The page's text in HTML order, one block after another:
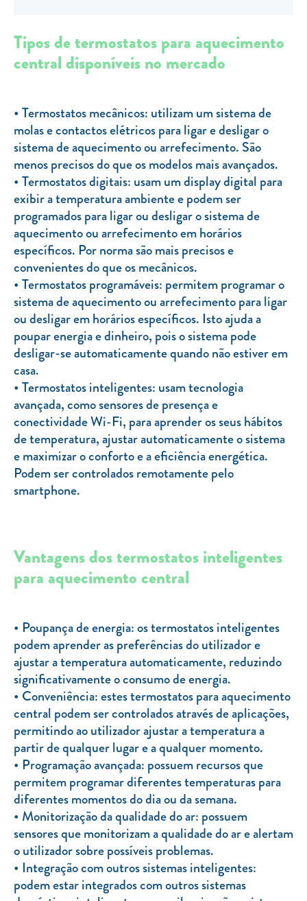
Resolução alternativa de litígios
Tipos de termostatos para aquecimento
central disponíveis no mercado
Termostatos mecânicos: utilizam um sistema de
molas e contactos elétricos para ligar e desligar o
sistema de aquecimento ou arrefecimento. São
menos precisos do que os modelos mais avançados.
Termostatos digitais: usam um display digital para
exibir a temperatura ambiente e podem ser
programados para ligar ou desligar o sistema de
aquecimento ou arrefecimento em horários
específicos. Por norma são mais precisos e
convenientes do que os mecânicos.
Termostatos programáveis: permitem programar o
sistema de aquecimento ou arrefecimento para ligar
ou desligar em horários específicos. Isto ajuda a
poupar energia e dinheiro, pois o sistema pode
desligar-se automaticamente quando não estiver em
casa.
Termostatos inteligentes: usam tecnologia
avançada, como sensores de presença e
conectividade Wi-Fi, para aprender os seus hábitos
de temperatura, ajustar automaticamente o sistema
e maximizar o conforto e a eficiência energética.
Podem ser controlados remotamente pelo
smartphone.
Vantagens dos termostatos inteligentes
para aquecimento central
Poupança de energia: os termostatos inteligentes
podem aprender as preferências do utilizador e
ajustar a temperatura automaticamente, reduzindo
significativamente o consumo de energia.
Conveniência: estes termostatos para aquecimento
central podem ser controlados através de aplicações,
permitindo ao utilizador ajustar a temperatura a
partir de qualquer lugar e a qualquer momento.
Programação avançada: possuem recursos que
permitem programar diferentes temperaturas para
diferentes momentos do dia ou da semana.
Monitorização da qualidade do ar: possuem
sensores que monitorizam a qualidade do ar e alertam
o utilizador sobre possíveis problemas.
Integração com outros sistemas inteligentes:
podem estar integrados com outros sistemas